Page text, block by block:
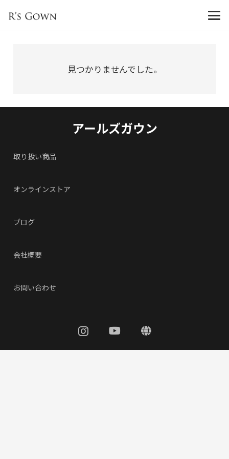
見つかりませんでした。
アールズガウン
取り扱い商品
オンラインストア
ブログ
会社概要
お問い合わせ